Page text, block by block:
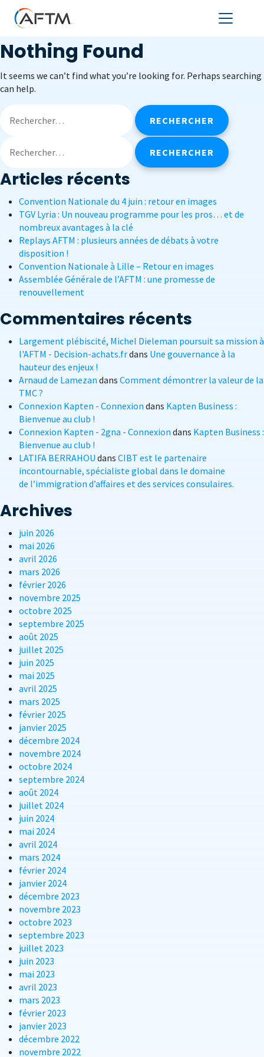
Nothing Found
It seems we can’t find what you’re looking for. Perhaps searching
can help.
Articles récents
Convention Nationale du 4 juin : retour en images
TGV Lyria : Un nouveau programme pour les pros… et de
nombreux avantages à la clé
Replays AFTM : plusieurs années de débats à votre
disposition !
Convention Nationale à Lille – Retour en images
Assemblée Générale de l’AFTM : une promesse de
renouvellement
Commentaires récents
Largement plébiscité, Michel Dieleman poursuit sa mission à
l'AFTM - Decision-achats.frdans Une gouvernance à la
hauteur des enjeux !
Arnaud de Lamezan dans Comment démontrer la valeur de la
TMC ?
Connexion Kapten - Connexion dans Kapten Business :
Bienvenue au club !
Connexion Kapten - 2gna - Connexion dans Kapten Business :
Bienvenue au club !
LATIFA BERRAHOU dans CIBT est le partenaire
incontournable, spécialiste global dans le domaine
de l’immigration d’affaires et des services consulaires.
Archives
juin 2026
mai 2026
avril 2026
mars 2026
février 2026
novembre 2025
octobre 2025
septembre 2025
août 2025
juillet 2025
juin 2025
mai 2025
avril 2025
mars 2025
février 2025
janvier 2025
décembre 2024
novembre 2024
octobre 2024
septembre 2024
août 2024
juillet 2024
juin 2024
mai 2024
avril 2024
mars 2024
février 2024
janvier 2024
décembre 2023
novembre 2023
octobre 2023
septembre 2023
juillet 2023
juin 2023
mai 2023
avril 2023
mars 2023
février 2023
janvier 2023
décembre 2022
novembre 2022